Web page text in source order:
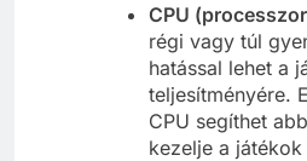
CPU
régi vagy túl
hatással lehet a
teljesítményére.
CPU segíthet
kezelje a